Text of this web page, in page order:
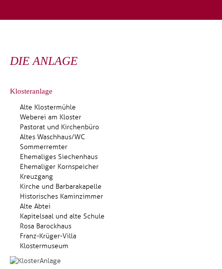
DIE ANLAGE
Klosteranlage
Alte Klostermühle
Weberei am Kloster
Pastorat und Kirchenbüro
Altes Waschhaus/WC
Sommerremter
Ehemaliges Siechenhaus
Ehemaliger Kornspeicher
Kreuzgang
Kirche und Barbarakapelle
Historisches Kaminzimmer
Alte Abtei
Kapitelsaal und alte Schule
Rosa Barockhaus
Franz-Krüger-Villa
Klostermuseum